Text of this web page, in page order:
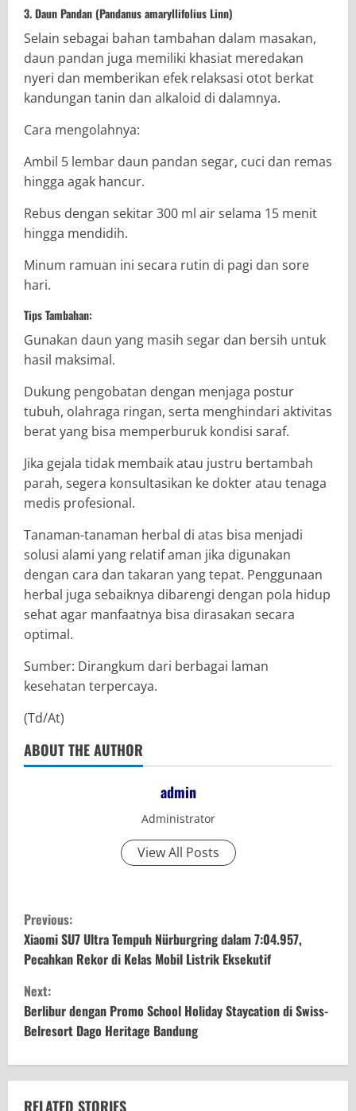
3. Daun Pandan (Pandanus amaryllifolius Linn)
Selain sebagai bahan tambahan dalam masakan,
daun pandan juga memiliki khasiat meredakan
nyeri dan memberikan efek relaksasi otot berkat
kandungan tanin dan alkaloid di dalamnya.
Cara mengolahnya:
Ambil 5 lembar daun pandan segar, cuci dan remas
hingga agak hancur.
Rebus dengan sekitar 300 ml air selama 15 menit
hingga mendidih.
Minum ramuan ini secara rutin di pagi dan sore
hari.
Tips Tambahan:
Gunakan daun yang masih segar dan bersih untuk
hasil maksimal.
Dukung pengobatan dengan menjaga postur
tubuh, olahraga ringan, serta menghindari aktivitas
berat yang bisa memperburuk kondisi saraf.
Jika gejala tidak membaik atau justru bertambah
parah, segera konsultasikan ke dokter atau tenaga
medis profesional.
Tanaman-tanaman herbal di atas bisa menjadi
solusi alami yang relatif aman jika digunakan
dengan cara dan takaran yang tepat. Penggunaan
herbal juga sebaiknya dibarengi dengan pola hidup
sehat agar manfaatnya bisa dirasakan secara
optimal.
Sumber: Dirangkum dari berbagai laman
kesehatan terpercaya.
(Td/At)
ABOUT THE AUTHOR
admin
Administrator
View All Posts
C
o
n
t
i
n
Previous:
Xiaomi SU7 Ultra Tempuh Nürburgring dalam 7:04.957,
Pecahkan Rekor di Kelas Mobil Listrik Eksekutif
Next:
Berlibur dengan Promo School Holiday Staycation di Swiss-
Belresort Dago Heritage Bandung
RELATED STORIES